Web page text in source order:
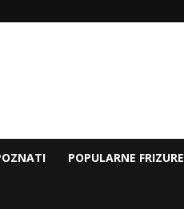
POPULARNE FRIZURE